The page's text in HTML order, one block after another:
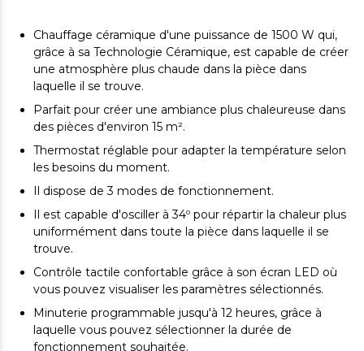
Chauffage céramique d'une puissance de 1500 W qui,
grâce à sa Technologie Céramique, est capable de créer
une atmosphère plus chaude dans la pièce dans
laquelle il se trouve.
Parfait pour créer une ambiance plus chaleureuse dans
des pièces d'environ 15 m².
Thermostat réglable pour adapter la température selon
les besoins du moment.
Il dispose de 3 modes de fonctionnement.
Il est capable d'osciller à 34º pour répartir la chaleur plus
uniformément dans toute la pièce dans laquelle il se
trouve.
Contrôle tactile confortable grâce à son écran LED où
vous pouvez visualiser les paramètres sélectionnés.
Minuterie programmable jusqu'à 12 heures, grâce à
laquelle vous pouvez sélectionner la durée de
fonctionnement souhaitée.